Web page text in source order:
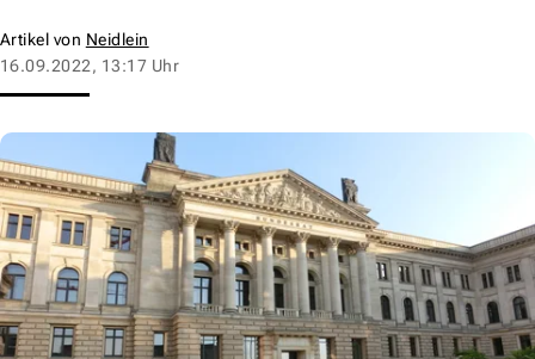
Artikel von Neidlein
16.09.2022, 13:17 Uhr